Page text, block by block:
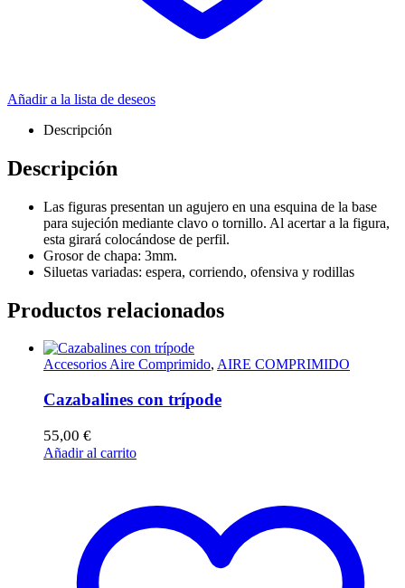
Añadir a la lista de deseos
Descripción
Descripción
Las figuras presentan un agujero en una esquina de la base
para sujeción mediante clavo o tornillo. Al acertar a la figura,
esta girará colocándose de perfil.
Grosor de chapa: 3mm.
Siluetas variadas: espera, corriendo, ofensiva y rodillas
Productos relacionados
Accesorios Aire Comprimido, AIRE COMPRIMIDO
Cazabalines con trípode
55,00 €
Añadir al carrito